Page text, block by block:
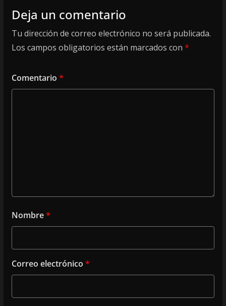
Deja un comentario
Tu dirección de correo electrónico no será publicada.
Los campos obligatorios están marcados con *
Comentario *
Nombre*
Correo electrónico *